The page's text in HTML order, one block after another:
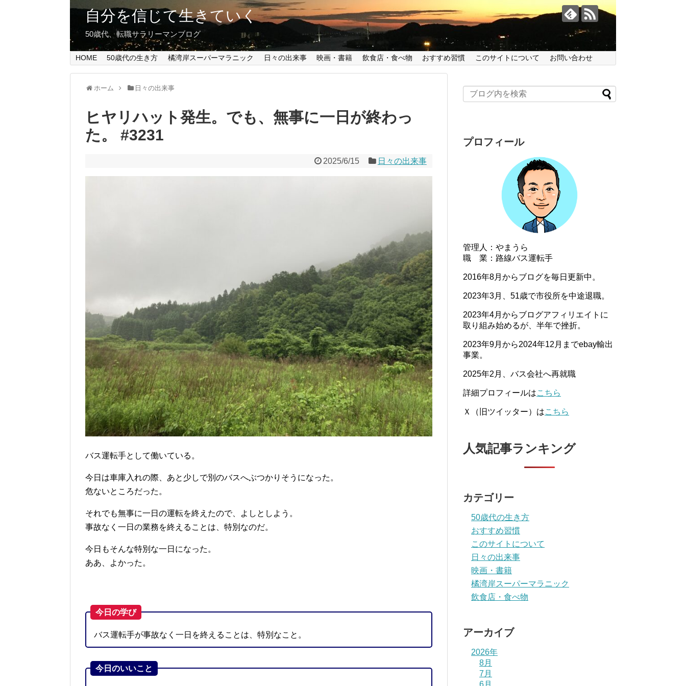
自分を信じて生きていく
50歳代、転職サラリーマンブログ
HOME 50歳代の生き方 橘湾岸スーパーマラニック 日々の出来事 映画・書籍 飲食店・食べ物 おすすめ習慣 このサイトについて お問い合わせ
ホーム 日々の出来事
ヒヤリハット発生。でも、無事に一日が終わっ
た。 #3231
2025/6/15 日々の出来事
バス運転手として働いている。
今日は車庫入れの際、あと少しで別のバスへぶつかりそうになった。
危ないところだった。
それでも無事に一日の運転を終えたので、よしとしよう。
事故なく一日の業務を終えることは、特別なのだ。
今日もそんな特別な一日になった。
ああ、よかった。
今日の学び
バス運転手が事故なく一日を終えることは、特別なこと。
今日のいいこと
プロフィール
管理人：やまうら
職 業：路線バス運転手
2016年8月からブログを毎日更新中。
2023年3月、51歳で市役所を中途退職。
2023年4月からブログアフィリエイトに
取り組み始めるが、半年で挫折。
2023年9月から2024年12月までebay輸出
事業。
2025年2月、バス会社へ再就職
詳細プロフィールはこちら
Ｘ（旧ツイッター）はこちら
人気記事ランキング
カテゴリー
50歳代の生き方
おすすめ習慣
このサイトについて
日々の出来事
映画・書籍
橘湾岸スーパーマラニック
飲食店・食べ物
アーカイブ
2026年
8月
7月